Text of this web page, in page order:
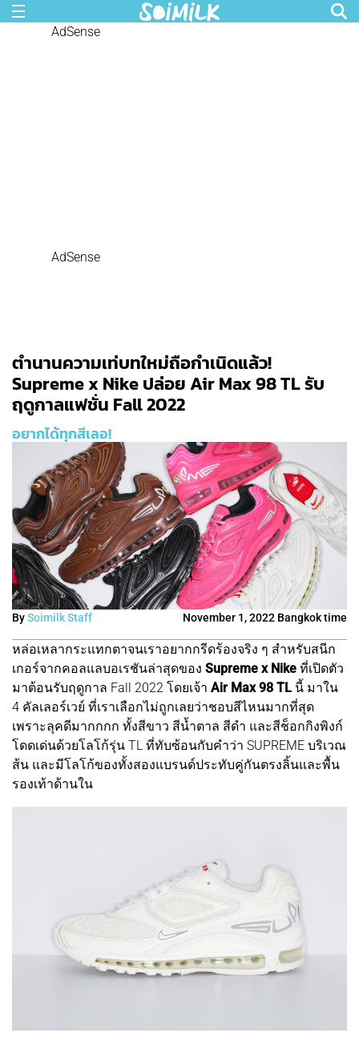
AdSense
AdSense
ตำนานความเท่บทใหม่ถือกำเนิดแล้ว!
Supreme x Nike ปล่อย Air Max 98 TL รับ
ฤดูกาลแฟชั่น Fall 2022
อยากได้ทุกสีเลอ!
BySoimilk Staff November 1, 2022 Bangkok time
หล่อเหลากระแทกตาจนเราอยากกรีดร้องจริง ๆ สำหรับสนีก
เกอร์จากคอลแลบอเรชันล่าสุดของ Supreme x Nike ที่เปิดตัว
มาต้อนรับฤดูกาล Fall 2022 โดยเจ้า Air Max 98 TL นี้ มาใน
4 คัลเลอร์เวย์ ที่เราเลือกไม่ถูกเลยว่าชอบสีไหนมากที่สุด
เพราะลุคดีมากกกก ทั้งสีขาว สีน้ำตาล สีดำ และสีช็อกกิงพิงก์
โดดเด่นด้วยโลโก้รุ่น TL ที่ทับซ้อนกับคำว่า SUPREME บริเวณ
ส้น และมีโลโก้ของทั้งสองแบรนด์ประทับคู่กันตรงลิ้นและพื้น
รองเท้าด้านใน